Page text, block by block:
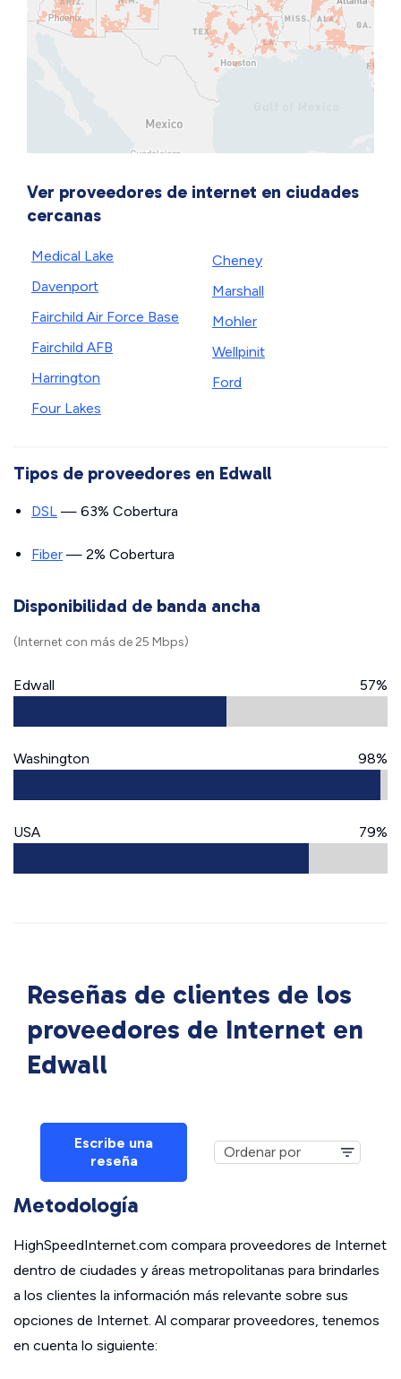
Ver proveedores de internet en ciudades
cercanas
Medical Lake
Davenport
Fairchild Air Force Base
Fairchild AFB
Harrington
Four Lakes
Cheney
Marshall
Mohler
Wellpinit
Ford
Tipos de proveedores en Edwall
DSL — 63% Cobertura
Fiber — 2% Cobertura
Disponibilidad de banda ancha
(Internet con más de 25 Mbps)
Edwall 57%
Washington 98%
USA 79%
Reseñas de clientes de los
proveedores de Internet en
Edwall
Escribe una
reseña
Metodología
HighSpeedInternet.com compara proveedores de Internet
dentro de ciudades y áreas metropolitanas para brindarles
a los clientes la información más relevante sobre sus
opciones de Internet. Al comparar proveedores, tenemos
en cuenta lo siguiente: